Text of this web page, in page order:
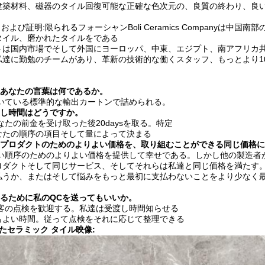
材料、磁器のタイル回復可能な正確な色次元の、良質の終わり、
よび証明:限られるフォーシャンBoli Ceramics Companyは中国南
ル、磨かれたタイルをである
国内市場でそして外国にヨーロッパ、中東、エジプト、南アフリ
に勤勉のチームがあり、革新の技術的な働くスタッフ、もっとよ
なたの言葉は何であるか。
ている標準的な輸出カートンで詰められる。
時間はどうですか。
たの前金を受け取った後20daysを取る。特定
の順序の項目そして量によって決まる
ロダクトのためのよりよい価格を、取り組むことができる同じ価格
順序のためのよりよい価格を提供して幸せである。しかし他の製造者
クトそして同じサービス、そしてそれらは私達と同じ価格を満たす
か、またはそして悩みをもっと最初に支払わないことをより少なく
ために私のQCを送ってもいいか。
の点検を歓迎する。私達は受渡し時間知らせる
い時間。従って点検をそれに応じて整理できる
セラミック タイル映像: